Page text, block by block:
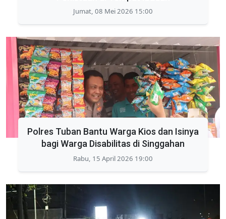
Jumat, 08 Mei 2026 15:00
Polres Tuban Bantu Warga Kios dan Isinya
bagi Warga Disabilitas di Singgahan
Rabu, 15 April 2026 19:00